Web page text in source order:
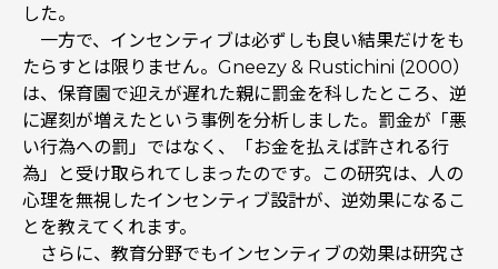
した。
一方で、インセンティブは必ずしも良い結果だけをも
たらすとは限りません。Gneezy & Rustichini (2000）
は、保育園で迎えが遅れた親に罰金を科したところ、逆
に遅刻が増えたという事例を分析しました。罰金が「悪
い行為への罰」ではなく、「お金を払えば許される行
為」と受け取られてしまったのです。この研究は、人の
心理を無視したインセンティブ設計が、逆効果になるこ
とを教えてくれます。
さらに、教育分野でもインセンティブの効果は研究さ